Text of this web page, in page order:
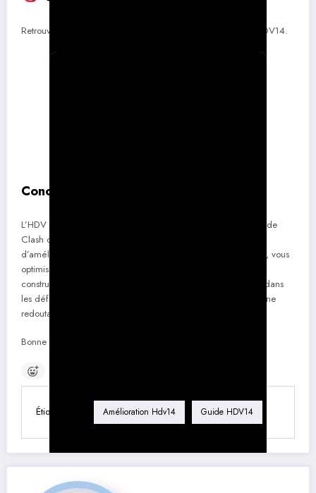
Retrouve sur Youtube, la playlist des compos suggérées en HDV14.
Conclusion
L’HDV 14 est un tremplin essentiel vers les niveaux supérieurs de
Clash of Clans. En adoptant cette approche stratégique
d’amélioration axée sur la valeur et la préparation à l’HDV 15, vous
optimiserez chaque goutte d’élixir et chaque seconde de
construction. Maîtrisez vos Héros, vos Familiers, et investissez dans
les défenses clés pour transformer votre village en une machine
redoutable !
Bonne chance sur le champ de bataille, Chef !
Étiquette Amélioration Hdv14 Guide HDV14